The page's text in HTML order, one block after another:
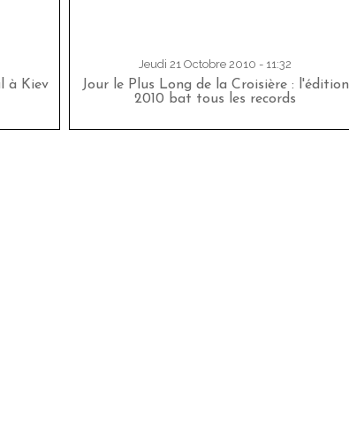
à Kiev
Jeudi 21 Octobre 2010 - 11:32
Jour le Plus Long de la Croisière : l'édition
2010 bat tous les records